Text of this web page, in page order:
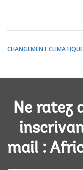
CHANGEMENT CLIMATIQUE
Ne ratez
mail :